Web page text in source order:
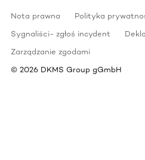
Nota prawna Polityka
Sygnaliści- zgłoś incydent
Zarządzanie zgodami
© 2026 DKMS Group gGmbH